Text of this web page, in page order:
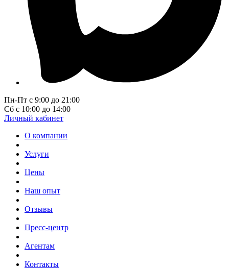
Пн-Пт с 9:00 до 21:00
Сб с 10:00 до 14:00
Личный кабинет
О компании
Услуги
Цены
Наш опыт
Отзывы
Пресс-центр
Агентам
Контакты